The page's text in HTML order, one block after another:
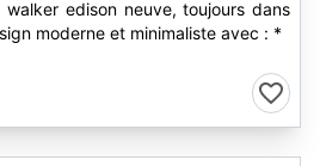
walker edison neuve, toujours dans
moderne et minimaliste avec : *